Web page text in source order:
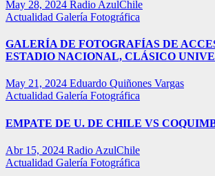
May 28, 2024 Radio AzulChile
Actualidad Galería Fotográfica
GALERÍA DE FOTOGRAFÍAS DE
ESTADIO NACIONAL, CLÁSICO
May 21, 2024 Eduardo Quiñones Vargas
Actualidad Galería Fotográfica
EMPATE DE U. DE CHILE VS
Abr 15, 2024 Radio AzulChile
Actualidad Galería Fotográfica